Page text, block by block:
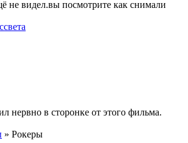
не видел.вы посмотрите как снимали
нервно в сторонке от этого фильма.
» Рокеры